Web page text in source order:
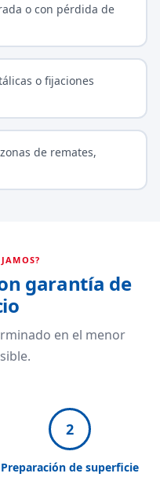
o con pérdida de
o fijaciones
de remates,
garantía de
en el menor
2
Preparación de superficie